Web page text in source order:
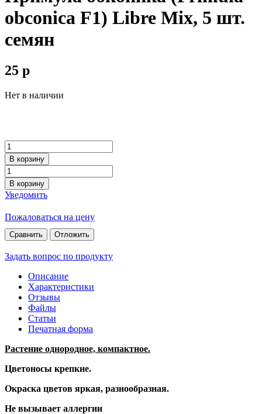
obconica F1) Libre Mix, 5 шт.
семян
25 p
Нет в наличии
В корзину
В корзину
Уведомить
Пожаловаться на цену
Сравнить Отложить
Задать вопрос по продукту
Описание
Характеристики
Отзывы
Файлы
Статьи
Печатная форма
Растение однородное, компактное.
Цветоносы крепкие.
Окраска цветов яркая, разнообразная.
Не вызывает аллергии